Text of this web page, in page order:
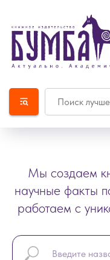
Мы создаем
научные факты
работаем с